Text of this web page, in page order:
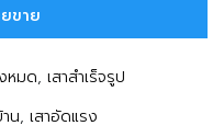
ขาย
หมด, เสาสำเร็จรูป
น, เสาอัดแรง